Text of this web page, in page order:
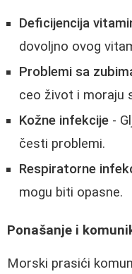
Deficijencija
dovoljno ovog
Problemi sa
ceo život i moraju
Kožne infekcije -
česti problemi.
Respiratorne
mogu biti opasne.
Ponašanje i
Morski prasići